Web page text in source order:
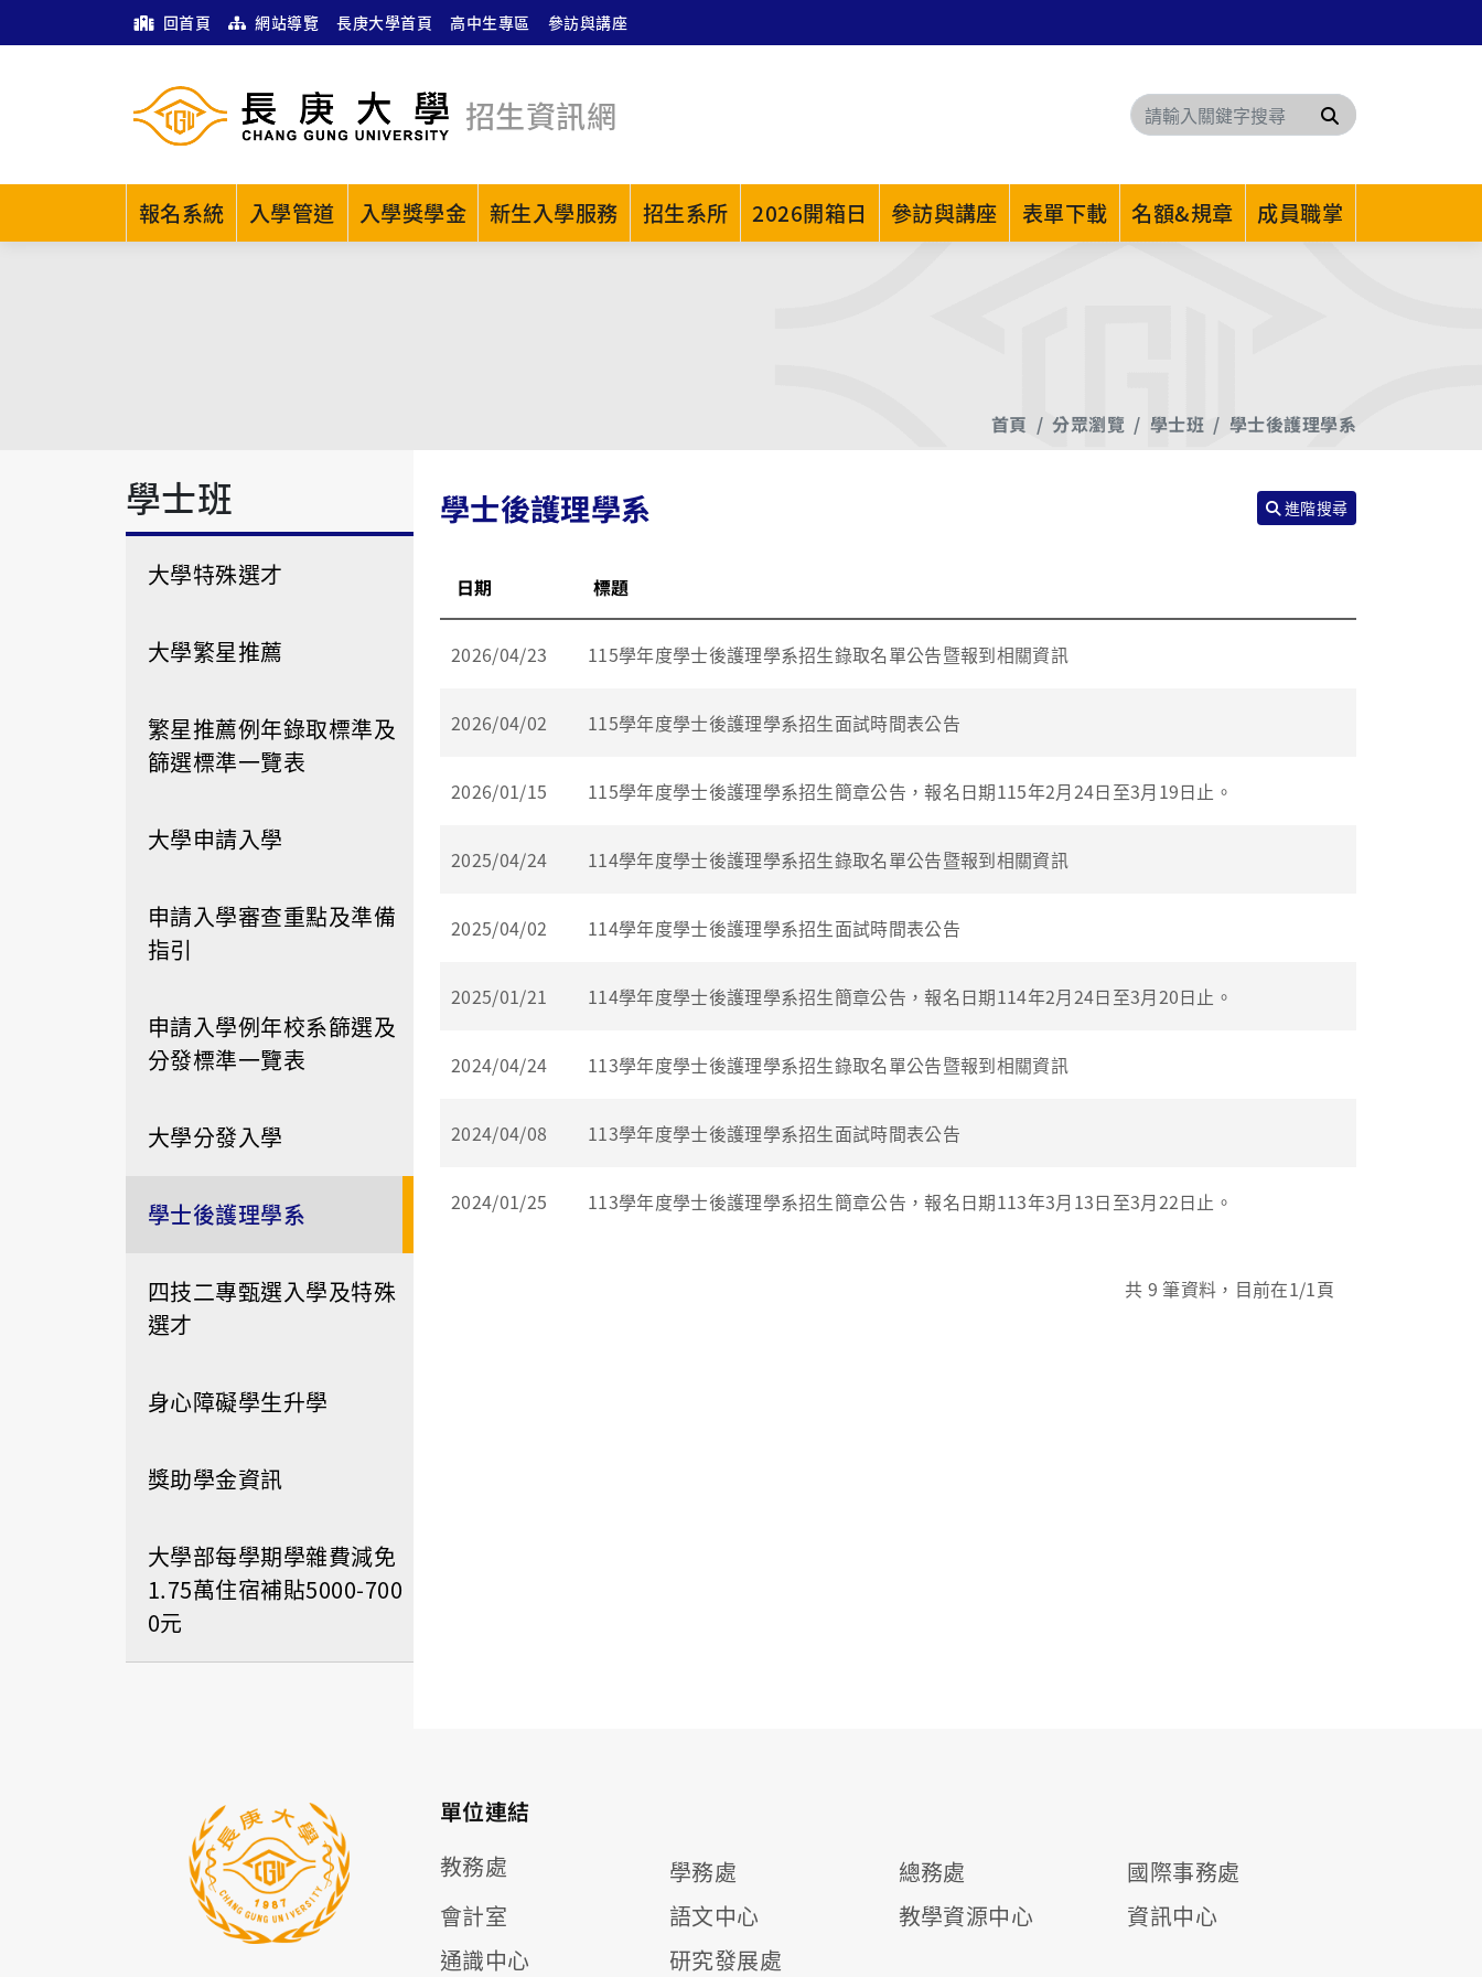
回首頁 網站導覽 長庚大學首頁 高中生專區 參訪與講座
招生資訊網 搜尋
報名系統 入學管道 入學獎學金 新生入學服務 招生系所 2026開箱日 參訪與講座 表單下載 名額&規章 成員職掌
首頁 分眾瀏覽 學士班 學士後護理學系
學士班
大學特殊選才
大學繁星推薦
繁星推薦例年錄取標準及
篩選標準一覽表
大學申請入學
申請入學審查重點及準備
指引
申請入學例年校系篩選及
分發標準一覽表
大學分發入學
學士後護理學系
四技二專甄選入學及特殊
選才
身心障礙學生升學
獎助學金資訊
大學部每學期學雜費減免
1.75萬住宿補貼5000-700
0元
學士後護理學系 進階搜尋
日期 標題
2026/04/23 115學年度學士後護理學系招生錄取名單公告暨報到相關資訊
2026/04/02 115學年度學士後護理學系招生面試時間表公告
2026/01/15 115學年度學士後護理學系招生簡章公告，報名日期115年2月24日至3月19日止。
2025/04/24 114學年度學士後護理學系招生錄取名單公告暨報到相關資訊
2025/04/02 114學年度學士後護理學系招生面試時間表公告
2025/01/21 114學年度學士後護理學系招生簡章公告，報名日期114年2月24日至3月20日止。
2024/04/24 113學年度學士後護理學系招生錄取名單公告暨報到相關資訊
2024/04/08 113學年度學士後護理學系招生面試時間表公告
2024/01/25 113學年度學士後護理學系招生簡章公告，報名日期113年3月13日至3月22日止。
共9 筆資料，目前在1/1頁
單位連結
教務處
學務處 總務處
國際事務處
會計室
語文中心 教學資源中心
資訊中心
通識中心
研究發展處